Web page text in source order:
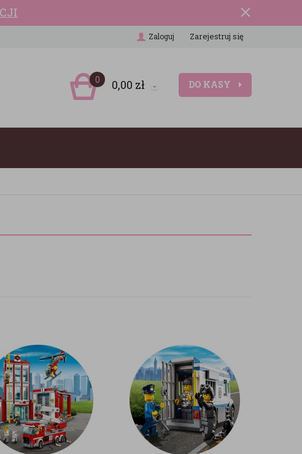
Zaloguj Zarejestruj się
0 0,00 zł DO KASY